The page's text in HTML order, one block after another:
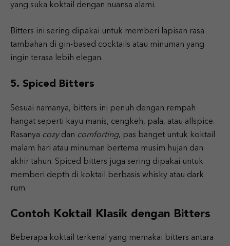
yang suka koktail dengan nuansa alami.
Bitters ini sering dipakai untuk memberi lapisan rasa
tambahan di gin-based cocktails atau minuman yang
ingin terasa lebih elegan.
5. Spiced Bitters
Sesuai namanya, bitters ini penuh dengan rempah
hangat seperti kayu manis, cengkeh, pala, atau allspice.
Rasanya cozy dan comforting, pas banget untuk koktail
malam hari atau minuman bertema musim hujan dan
akhir tahun. Spiced bitters juga sering dipakai untuk
memberi depth di koktail berbasis whisky atau dark
rum.
Contoh Koktail Klasik dengan Bitters
Beberapa koktail terkenal yang memakai bitters antara